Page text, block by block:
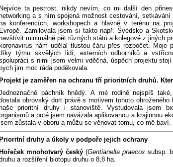
Nejvíce ta pestrost, nikdy nevím, co mi další den
a s ním spojená možnost cestování,
konferencích, workshopech a hlavně v terénu na
Evropě. Zamilovala jsem si takto např. Švédsko a
minimálně pět různých států a kolegové z jiných
koronavirus nám udělal tlustou čáru přes rozpočet. Moje
týmu skvělých lidí, externích odborníků a
s nimi jsem velmi vděčná, úspěch projektu
bych jim moc ráda poděkovala.
Projekt je zaměřen na ochranu tří prioritních druhů.
páchník hnědý. A mé rodině nejspíš
obrovský dort právě s motivem tohoto
prioritní druhy i stanoviště. Vystudovala jsem
a poté jsem navázala aplikovanou a krajinnou
zůstala v oboru a můžu se věnovat tomu, co mě baví.
druhy a úkoly v podpoře jejich ochrany
mnohotvarý český (Gentianella praecox subsp.
a rozšíření biotopu druhu o 8,8 ha.